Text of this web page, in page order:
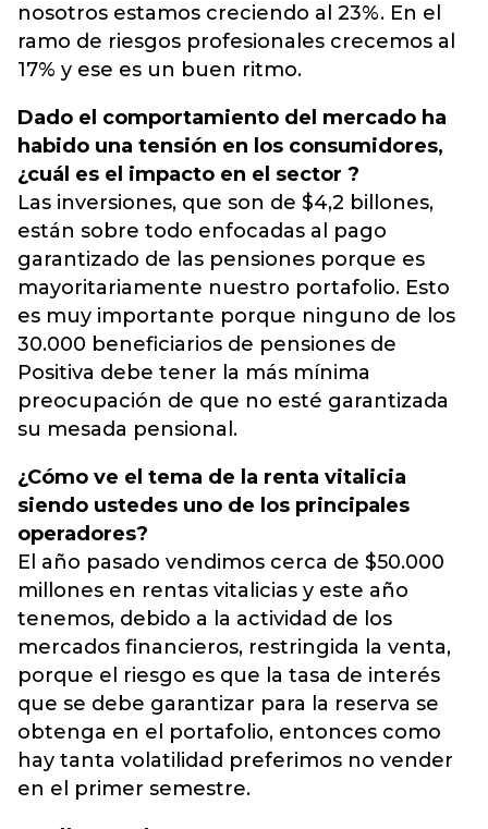
nosotros estamos creciendo al 23%. En el
ramo de riesgos profesionales crecemos al
17% y ese es un buen ritmo.
Dado el comportamiento del mercado ha
habido una tensión en los consumidores,
¿cuál es el impacto en el sector ?
Las inversiones, que son de $4,2 billones,
están sobre todo enfocadas al pago
garantizado de las pensiones porque es
mayoritariamente nuestro portafolio. Esto
es muy importante porque ninguno de los
30.000 beneficiarios de pensiones de
Positiva debe tener la más mínima
preocupación de que no esté garantizada
su mesada pensional.
¿Cómo ve el tema de la renta vitalicia
siendo ustedes uno de los principales
operadores?
El año pasado vendimos cerca de $50.000
millones en rentas vitalicias y este año
tenemos, debido a la actividad de los
mercados financieros, restringida la venta,
porque el riesgo es que la tasa de interés
que se debe garantizar para la reserva se
obtenga en el portafolio, entonces como
hay tanta volatilidad preferimos no vender
en el primer semestre.